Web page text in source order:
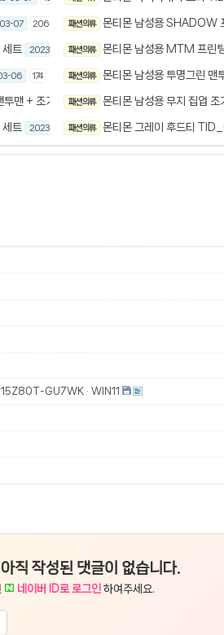
07 206
트 2023-03-06 197
06 174
맨 + 조거팬츠 세트 2023-02-25 185
트 2023-02-25 141
패션 의류 몬티몬 남성용 SHADOW
패션 의류 몬티몬 남성용 MTM 프린
패션 의류 몬티몬 남성용 투명그린
패션 의류 몬티몬 남성용 무지 집업
패션 의류 몬티몬 그레이 후드티
15Z80T-GU7WK · WIN11
직 작성된 댓글이 없습니다.
네이버 ID로 로그인 하여주세요.